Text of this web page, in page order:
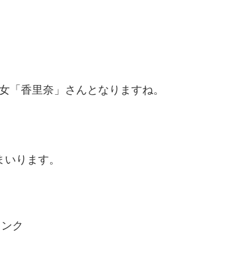
「香里奈」さんとなりますね。
ります。
ク